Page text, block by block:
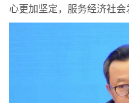
心更加坚定，服务经济社会